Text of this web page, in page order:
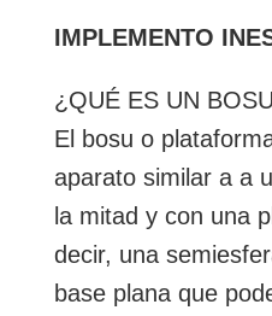
IMPLEMENTO
¿QUÉ ES UN
El bosu o
aparato similar a a
la mitad y con una
decir, una
base plana que